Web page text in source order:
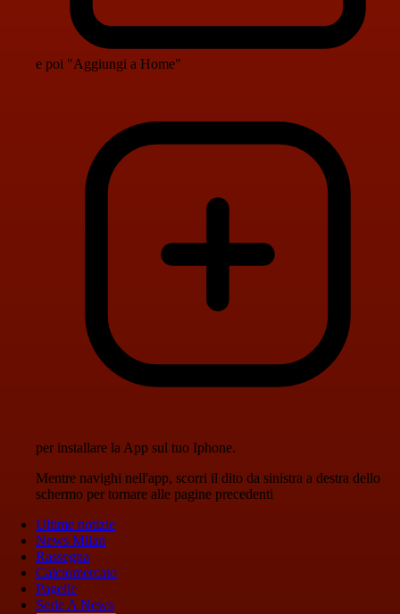
e poi "Aggiungi a Home"
per installare la App sul tuo Iphone.
Mentre navighi nell'app, scorri il dito da sinistra a destra dello
schermo per tornare alle pagine precedenti
Ultime notizie
News Milan
Rassegna
Calciomercato
Pagelle
Serie A News